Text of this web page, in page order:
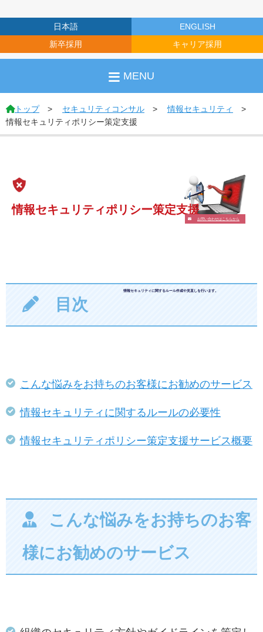
日本語
ENGLISH
新卒採用
キャリア採用
MENU
トップ セキュリティコンサル
情報セキュリティ
情報セキュリティポリシー策定支援
情報セキュリティポリシー策定支援
情報セキュリティに関するルール作成や見直しを行います。
お問い合わせはこちらから
目次
こんな悩みをお持ちのお客様にお勧めのサービス
情報セキュリティに関するルールの必要性
情報セキュリティポリシー策定支援サービス概要
こんな悩みをお持ちのお客
様にお勧めのサービス